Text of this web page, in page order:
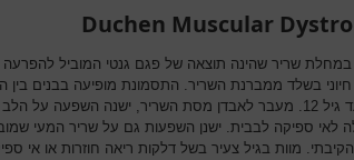
Duchen Muscular
שריר שהינה תוצאה של פגם גנטי המוביל להפרעה
קשה עד גיל 12. מעבר לאבדן מסת השריר, ישנה השפעה על
לאי ספיקה לבבית. ישנן השפעות גם על שריר המעי
הקיבתי. מוות בגיל צעיר בשל דלקות ריאה חוזרות או אי